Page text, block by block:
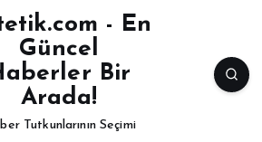
Güncel
Bir
Arada!
Tutkunlarının Seçimi